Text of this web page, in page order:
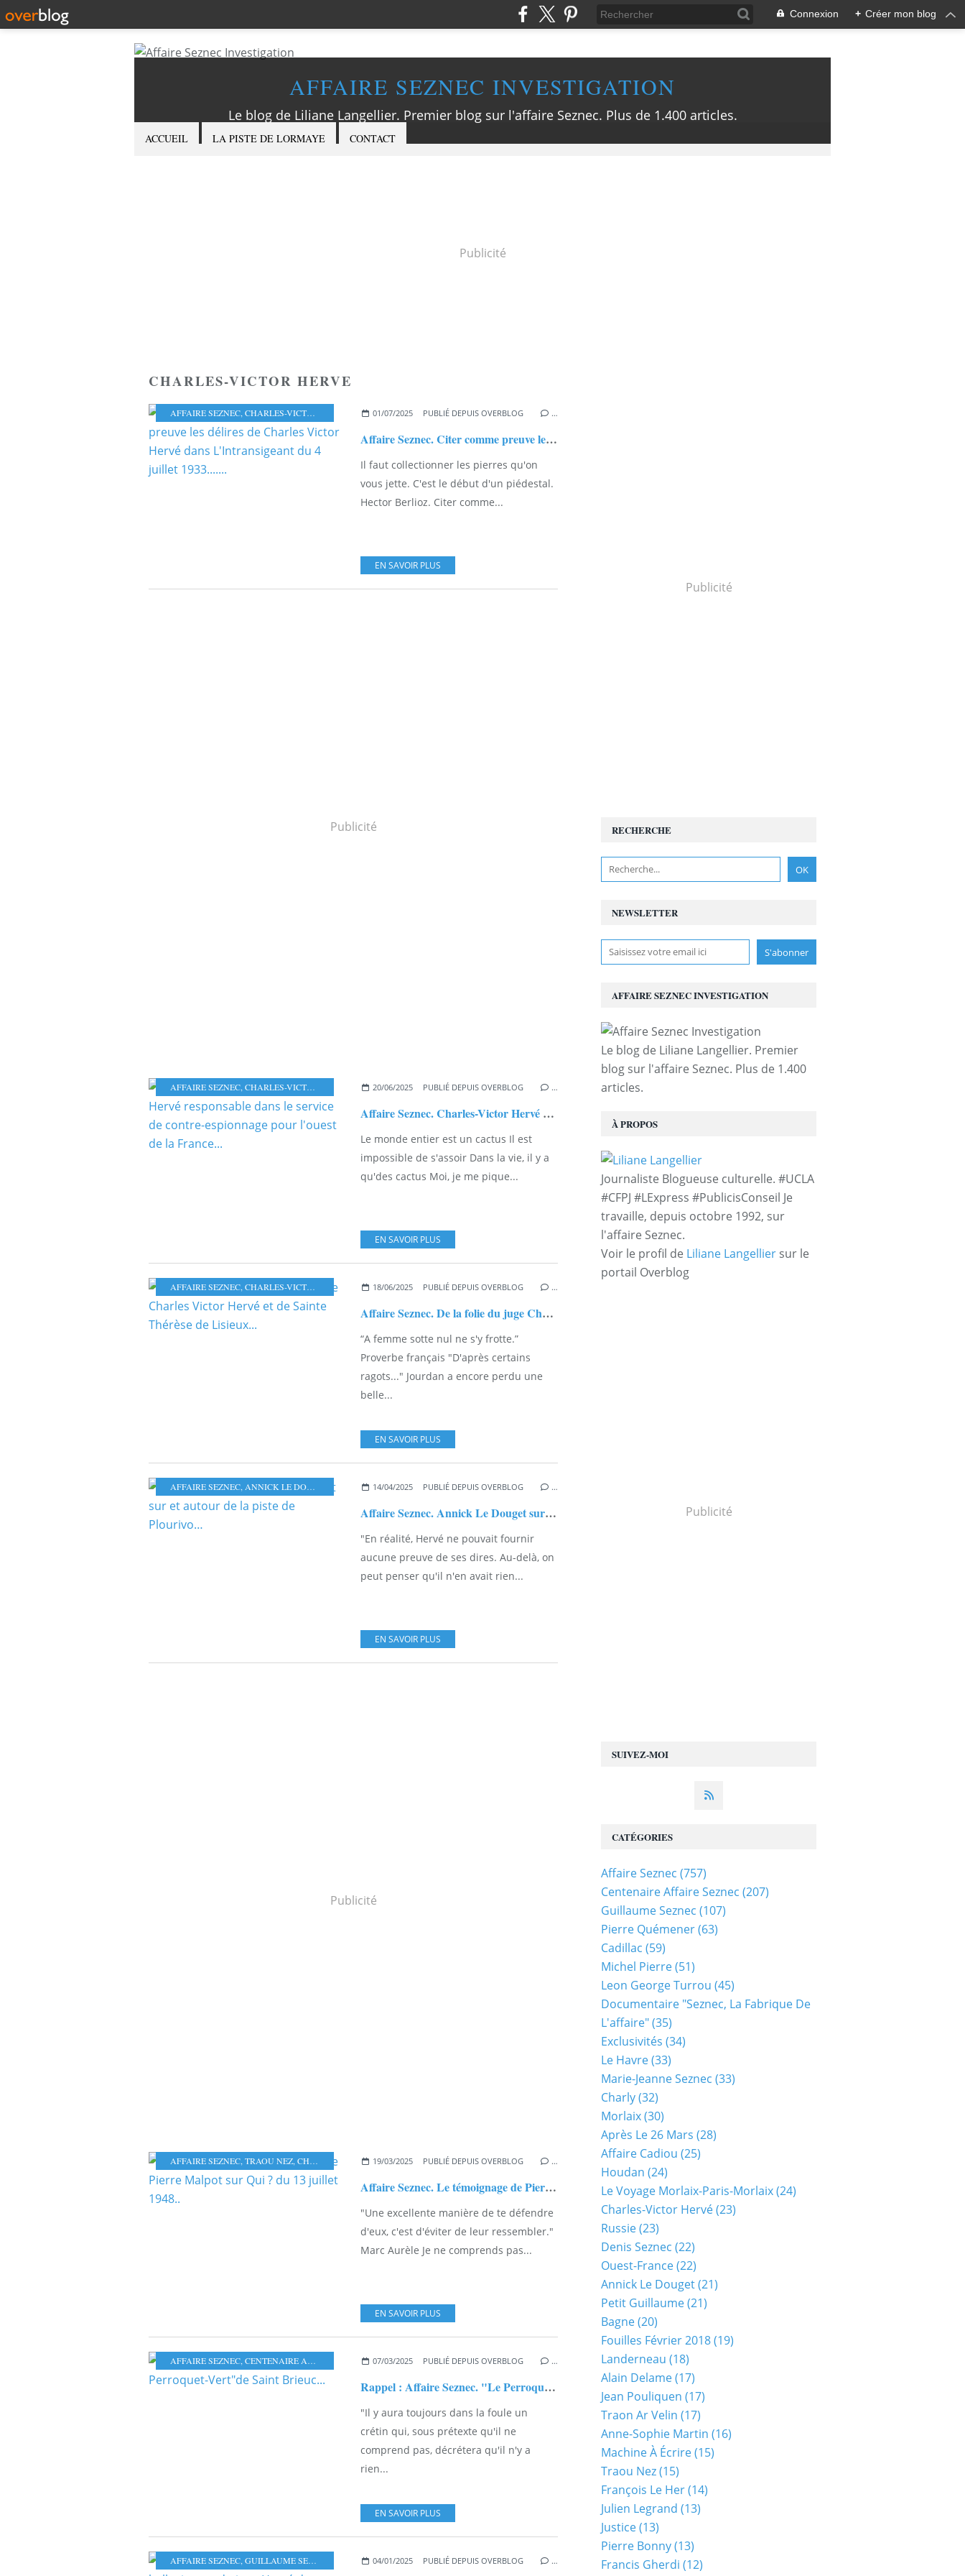
Connexion + Créer mon blog
AFFAIRE SEZNEC INVESTIGATION
Le blog de Liliane Langellier. Premier blog sur l'affaire Seznec. Plus de 1.400 articles.
ACCUEIL LA PISTE DE LORMAYE CONTACT
Publicité
CHARLES-VICTOR HERVE
AFFAIRE SEZNEC, CHARLES-VICTOR HERVÉ HOUDAN
01/07/2025 PUBLIÉ DEPUIS OVERBLOG …
Affaire Seznec. Citer comme preuve les délires de Charles Victor Hervé dans L'Intransigeant du 4 juillet 1933.......
Il faut collectionner les pierres qu'on
vous jette. C'est le début d'un piédestal.
Hector Berlioz. Citer comme...
EN SAVOIR PLUS
Publicité
AFFAIRE SEZNEC, CHARLES-VICTOR HERVÉ 20/06/2025 PUBLIÉ DEPUIS OVERBLOG …
Affaire Seznec. Charles-Victor Hervé responsable dans le service de contre-espionnage pour l'ouest de la France...
Le monde entier est un cactus Il est
impossible de s'assoir Dans la vie, il y a
qu'des cactus Moi, je me pique...
EN SAVOIR PLUS
AFFAIRE SEZNEC, CHARLES-VICTOR HERVÉ EXCLUSIVITÉS
18/06/2025 PUBLIÉ DEPUIS OVERBLOG …
Affaire Seznec. De la folie du juge Charles Victor Hervé et de Sainte Thérèse de Lisieux...
“A femme sotte nul ne s'y frotte.”
Proverbe français "D'après certains
ragots..." Jourdan a encore perdu une
belle...
EN SAVOIR PLUS
AFFAIRE SEZNEC, ANNICK LE DOUGET CHARLES-VICTOR HERVÉ, TRAOU NEZ
14/04/2025 PUBLIÉ DEPUIS OVERBLOG …
Affaire Seznec. Annick Le Douget sur et autour de la piste de Plourivo…
"En réalité, Hervé ne pouvait fournir
aucune preuve de ses dires. Au-delà, on
peut penser qu'il n'en avait rien...
EN SAVOIR PLUS
Publicité
AFFAIRE SEZNEC, TRAOU NEZ, CHARLES-VICTOR HERVÉ 19/03/2025 PUBLIÉ DEPUIS OVERBLOG …
Affaire Seznec. Le témoignage de Pierre Malpot sur Qui ? du 13 juillet 1948..
"Une excellente manière de te défendre
d'eux, c'est d'éviter de leur ressembler."
Marc Aurèle Je ne comprends pas...
EN SAVOIR PLUS
AFFAIRE SEZNEC, CENTENAIRE AFFAIRE SEZNEC ,CHARLES-VICTOR HERVÉ,PLOUARET
07/03/2025 PUBLIÉ DEPUIS OVERBLOG …
Rappel : Affaire Seznec. "Le Perroquet-Vert"de Saint Brieuc...
"Il y aura toujours dans la foule un
crétin qui, sous prétexte qu'il ne
comprend pas, décrétera qu'il n'y a
rien...
EN SAVOIR PLUS
AFFAIRE SEZNEC, GUILLAUME SEZNEC CHARLES-VICTOR HERVÉ
04/01/2025 PUBLIÉ DEPUIS OVERBLOG …
Publicité
NEWSLETTER
SUIVEZ-MOI
RECHERCHE
AFFAIRE SEZNEC INVESTIGATION
Le blog de Liliane Langellier. Premier
blog sur l'affaire Seznec. Plus de 1.400
articles.
À PROPOS
Journaliste Blogueuse culturelle. #UCLA
#CFPJ #LExpress #PublicisConseil Je
travaille, depuis octobre 1992, sur
l'affaire Seznec.
Voir le profil de Liliane Langellier sur le
portail Overblog
Publicité
CATÉGORIES
Affaire Seznec (757)
Centenaire Affaire Seznec (207)
Guillaume Seznec (107)
Pierre Quémener(63)
Cadillac (59)
Michel Pierre(51)
Leon George Turrou (45)
Documentaire "seznec, La Fabrique De
L'affaire"(35)
Exclusivités (34)
Le Havre(33)
Marie-Jeanne Seznec (33)
Charly(32)
Morlaix(30)
Après Le 26 Mars (28)
Affaire Cadiou (25)
Houdan (24)
Le Voyage Morlaix-Paris-Morlaix(24)
Charles-Victor Hervé(23)
Russie(23)
Denis Seznec (22)
Ouest-France(22)
Annick Le Douget(21)
Petit Guillaume(21)
Bagne(20)
Fouilles Février 2018(19)
Landerneau (18)
Alain Delame(17)
Jean Pouliquen (17)
Traon Ar Velin (17)
Anne-Sophie Martin (16)
Machine À Écrire(15)
Traou Nez(15)
François Le Her(14)
Julien Legrand (13)
Justice(13)
Pierre Bonny(13)
Francis Gherdi (12)